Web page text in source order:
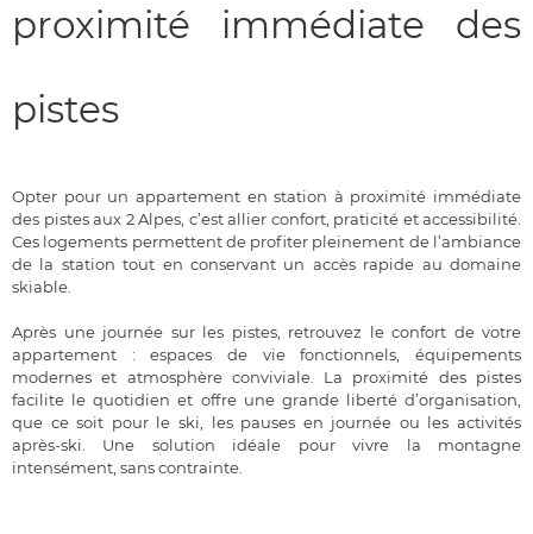
proximité immédiate des
pistes
Opter pour un appartement en station à proximité immédiate
des pistes aux 2 Alpes, c’est allier confort, praticité et accessibilité.
Ces logements permettent de profiter pleinement de l’ambiance
de la station tout en conservant un accès rapide au domaine
skiable.
Après une journée sur les pistes, retrouvez le confort de votre
appartement : espaces de vie fonctionnels, équipements
modernes et atmosphère conviviale. La proximité des pistes
facilite le quotidien et offre une grande liberté d’organisation,
que ce soit pour le ski, les pauses en journée ou les activités
après-ski. Une solution idéale pour vivre la montagne
intensément, sans contrainte.